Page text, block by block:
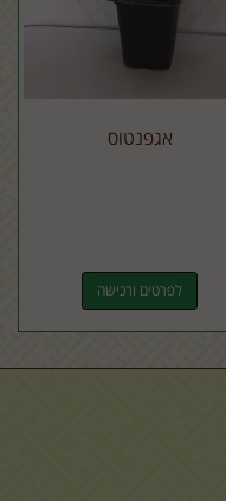
אגפנטוס
לפרטים ורכישה